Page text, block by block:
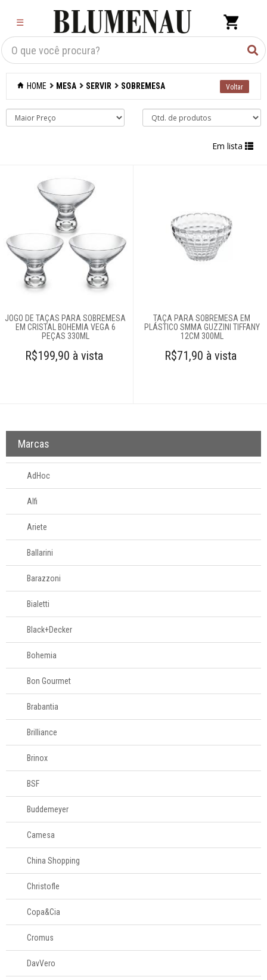
☰
Criar Lista×
Organização
Eletros
Acessórios
Bar
Café e chá
Complementos
Copos e taças
Louças
e café
Cremeira
Linha avulsa
Petisqueiras
Travessas
Utensílios para
sushi
Talheres
Móveis
Decoração
Login
Criar conta
Conosco
61
996581061
Televendas
61
996588122
HOME MESA SERVIR SOBREMESA
Em lista
JOGO DE TAÇAS PARA SOBREMESA
EM CRISTAL BOHEMIA VEGA 6
PEÇAS 330ML
R$199,90 à vista
TAÇA PARA SOBREMESA EM
PLÁSTICO SMMA GUZZINI TIFFANY
12CM 300ML
R$71,90 à vista
Marcas
AdHoc
Alfi
Ariete
Ballarini
Barazzoni
Bialetti
Black+Decker
Bohemia
Bon Gourmet
Brabantia
Brilliance
Brinox
BSF
Buddemeyer
Camesa
China Shopping
Christofle
Copa&Cia
Cromus
DavVero